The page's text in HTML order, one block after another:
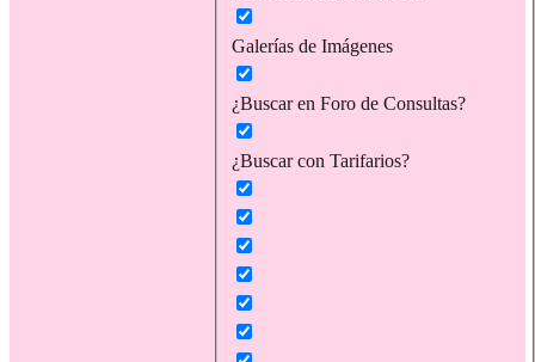
Galerías de Imágenes
¿Buscar en Foro de Consultas?
¿Buscar con Tarifarios?